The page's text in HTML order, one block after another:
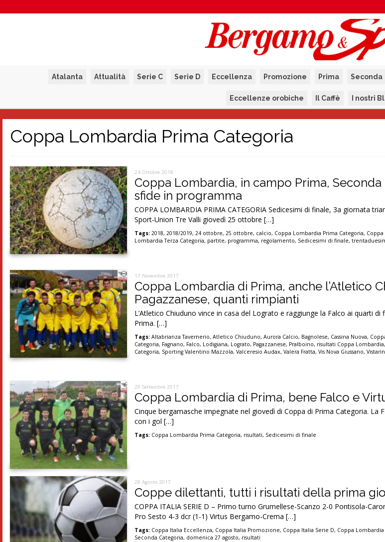
Atalanta Attualità Serie C Serie D Eccellenza Promozione Prima Seconda
Eccellenze orobiche Il Caffè I nostri
Coppa Lombardia Prima Categoria
24 Ottobre 2018
Coppa Lombardia, in campo Prima, Seconda
sfide in programma
COPPA LOMBARDIA PRIMA CATEGORIA Sedicesimi di finale, 3a giornata
Sport-Union Tre Valli giovedì 25 ottobre […]
Tags: 2018,2018/2019,24 ottobre,25 ottobre, calcio, Coppa Lombardia Prima Categoria,
Lombardia Terza Categoria, partite, programma, regolamento, Sedicesimi di finale,
17 Novembre 2017
Coppa Lombardia di Prima, anche l’Atletico
Pagazzanese, quanti rimpianti
L’Atletico Chiuduno vince in casa del Lograto e raggiunge la Falco ai quarti
Prima. […]
Tags: Altabrianza Tavernerio,Atletico Chiuduno,Aurora Calcio, Bagnolese, Cassina Nuova,
Categoria, Fagnano, Falco, Lodigiana, Lograto, Pagazzanese, Pralboino, risultati Coppa Lombardia,
Categoria, Sporting Valentino Mazzola,Valceresio Audax,Valera Fratta,Vis Nova Giussano,
29 Settembre 2017
Coppa Lombardia di Prima, bene Falco e
Cinque bergamasche impegnate nel giovedì di Coppa di Prima Categoria. La
con i gol […]
Tags: Coppa Lombardia Prima Categoria, risultati, Sedicesimi di finale
28 Agosto 2017
Coppe dilettanti, tutti i risultati della prima
COPPA ITALIA SERIE D – Primo turno Grumellese-Scanzo 2-0 Pontisola-
Pro Sesto 4-3 dcr (1-1) Virtus Bergamo-Crema […]
Tags: Coppa Italia Eccellenza, Coppa Italia Promozione, Coppa Italia Serie D, Coppa
Seconda Categoria, domenica 27 agosto, risultati